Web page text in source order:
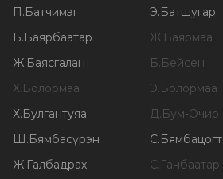
П.Батчимэг Э.Батшугар
Б.Баярбаатар Ж.Баярмаа
Ж.Баясгалан Б.Бейсен
Х.Болормаа Э.Болормаа
Х.Булгантуяа Д.Бум-Очир
Ш.Бямбасүрэн С.Бямбацогт
Ж.Галбадрах С.Ганбаатар